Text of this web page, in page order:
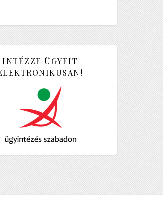
INTÉZZE ÜGYEIT